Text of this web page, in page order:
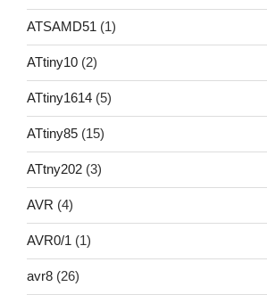
ATSAMD51 (1)
ATtiny10 (2)
ATtiny1614 (5)
ATtiny85 (15)
ATtny202 (3)
AVR (4)
AVR0/1 (1)
avr8 (26)